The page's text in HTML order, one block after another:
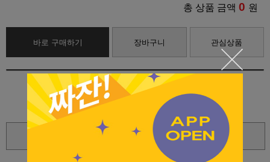
총 상품 금액 0 원
바로 구매하기 장바구니 관심상품
확대보기